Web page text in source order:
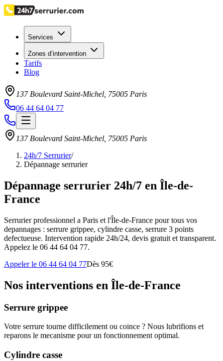
Services
Zones d’intervention
Tarifs
Blog
137 Boulevard Saint-Michel 75005 Paris
06 44 64 04 77
137 Boulevard Saint-Michel 75005 Paris
24h/7 Serrurier/
Dépannage serrurier
Dépannage serrurier 24h/7 en Île-de-
France
Serrurier professionnel a Paris et l'Île-de-France pour tous vos
depannages : serrure grippee, cylindre casse, serrure 3 points
defectueuse. Intervention rapide 24h/24, devis gratuit et transparent.
Appelez le 06 44 64 04 77.
Appeler le 06 44 64 04 77Dès 95€
Nos interventions en Île-de-France
Serrure grippee
Votre serrure tourne difficilement ou coince ? Nous lubrifions et
reparons le mecanisme pour un fonctionnement optimal.
Cylindre casse